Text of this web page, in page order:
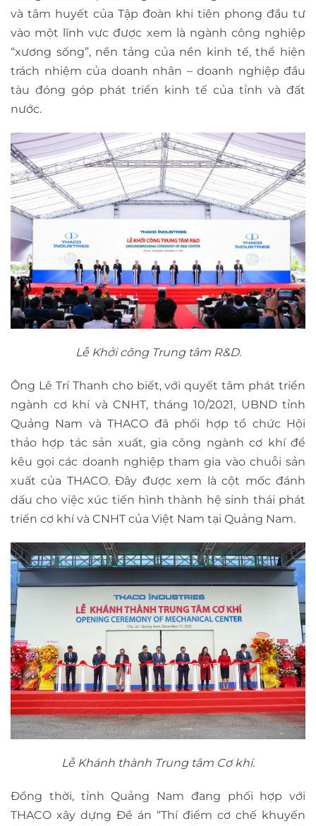
và tâm huyết của Tập đoàn khi tiên phong đầu tư
vào một lĩnh vực được xem là ngành công nghiệp
“xương sống”, nền tảng của nền kinh tế, thể hiện
trách nhiệm của doanh nhân – doanh nghiệp đầu
tàu đóng góp phát triển kinh tế của tỉnh và đất
nước.
Lễ Khởi công Trung tâm R&D.
Ông Lê Trí Thanh cho biết, với quyết tâm phát triển
ngành cơ khí và CNHT, tháng 10/2021, UBND tỉnh
Quảng Nam và THACO đã phối hợp tổ chức Hội
thảo hợp tác sản xuất, gia công ngành cơ khí để
kêu gọi các doanh nghiệp tham gia vào chuỗi sản
xuất của THACO. Đây được xem là cột mốc đánh
dấu cho việc xúc tiến hình thành hệ sinh thái phát
triển cơ khí và CNHT của Việt Nam tại Quảng Nam.
Lễ Khánh thành Trung tâm Cơ khí.
Đồng thời, tỉnh Quảng Nam đang phối hợp với
THACO xây dựng Đề án “Thí điểm cơ chế khuyến